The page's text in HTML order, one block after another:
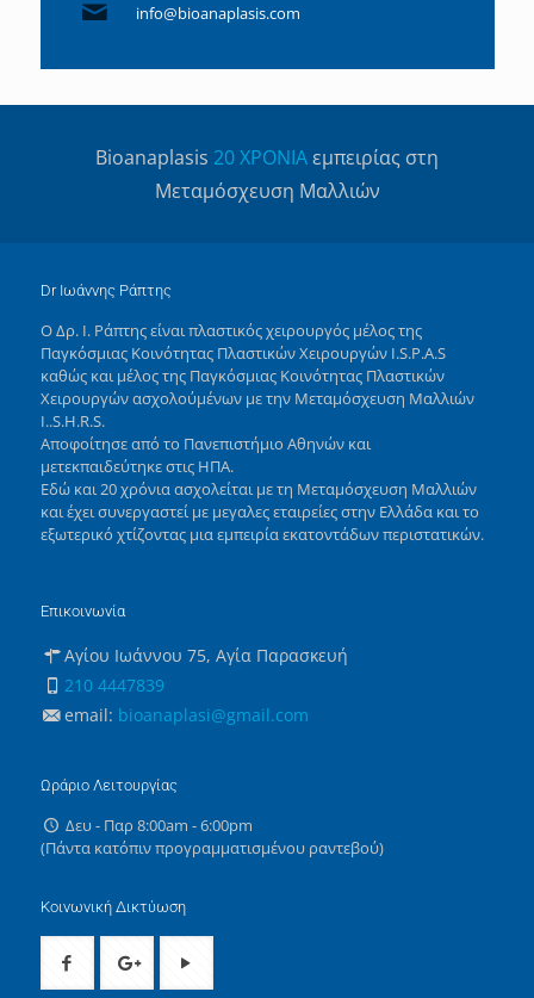
info@bioanaplasis.com
Βioanaplasis 20 ΧΡΟΝΙΑεμπειρίας στη
Μεταμόσχευση Μαλλιών
Dr Ιωάννης Ράπτης
Ο Δρ. Ι. Ράπτης είναι πλαστικός χειρουργός μέλος της
Παγκόσμιας Κοινότητας Πλαστικών Χειρουργών I.S.P.A.S
καθώς και μέλος της Παγκόσμιας Κοινότητας Πλαστικών
Χειρουργών ασχολούμένων με την Μεταμόσχευση Μαλλιών
I..S.H.R.S.
Αποφοίτησε από το Πανεπιστήμιο Αθηνών και
μετεκπαιδεύτηκε στις ΗΠΑ.
Εδώ και 20 χρόνια ασχολείται με τη Μεταμόσχευση Μαλλιών
και έχει συνεργαστεί με μεγαλες εταιρείες στην Ελλάδα και το
εξωτερικό χτίζοντας μια εμπειρία εκατοντάδων περιστατικών.
Επικοινωνία
Αγίου Ιωάννου 75, Αγία Παρασκευή
210 4447839
email: bioanaplasi@gmail.com
Ωράριο Λειτουργίας
Δευ - Παρ 8:00am - 6:00pm
(Πάντα κατόπιν προγραμματισμένου ραντεβού)
Κοινωνική Δικτύωση